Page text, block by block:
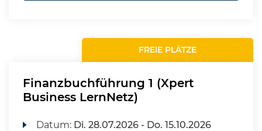
FREIE PLÄTZE
Finanzbuchführung 1 (Xpert
Business LernNetz)
Datum: Di. 28.07.2026 - Do. 15.10.2026